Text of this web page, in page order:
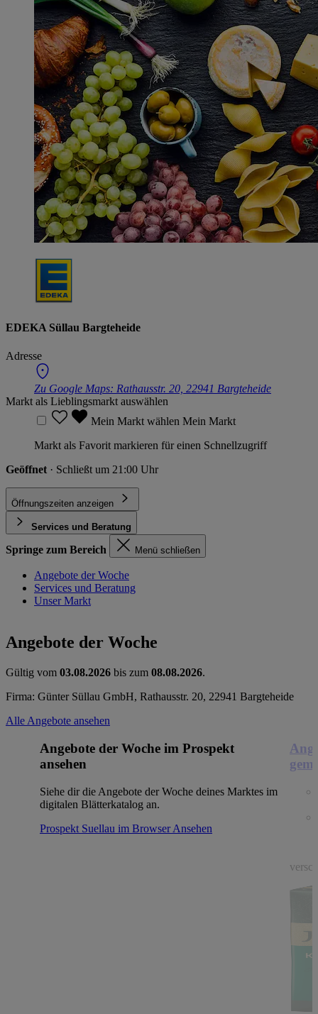
EDEKA Süllau Bargteheide
Adresse
Zu Google Maps: Rathausstr. 20, 22941 Bargteheide
Markt als Lieblingsmarkt auswählen
Mein Markt wählen Mein Markt
Markt als Favorit markieren für einen Schnellzugriff
Geöffnet · Schließt um 21:00 Uhr
Öffnungszeiten anzeigen
Services und Beratung
Springe zum Bereich Menü schließen
Angebote der Woche
Services und Beratung
Unser Markt
Angebote der Woche
Gültig vom 03.08.2026 bis zum 08.08.2026.
Firma: Günter Süllau GmbH, Rathausstr. 20, 22941 Bargteheide
Alle Angebote ansehen
Angebote der Woche im Prospekt
ansehen
Siehe dir die Angebote der Woche deines Marktes im
digitalen Blätterkatalog an.
Prospekt Suellau im BrowserAnsehen